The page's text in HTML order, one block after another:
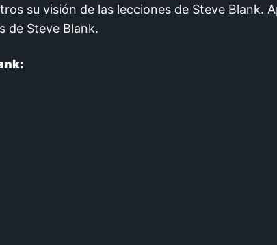
su visión de las lecciones de Steve Blank.
de Steve Blank.